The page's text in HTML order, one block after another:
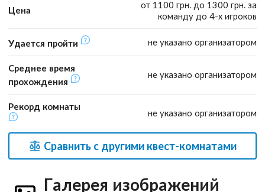
Цена
от 1100 грн. до 1300 грн. за
команду до 4-х игроков
Удается пройти не указано организатором
Среднее время
прохождения
не указано организатором
Рекорд комнаты
не указано организатором
Сравнить с другими квест-комнатами
Галерея изображений